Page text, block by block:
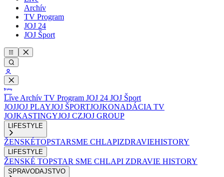
Archív
TV Program
JOJ 24
JOJ Šport
Live Archív TV Program JOJ 24 JOJ Šport
JOJJOJ PLAYJOJ ŠPORTJOJKONADÁCIA TV
JOJKASTINGYJOJ CZJOJ GROUP
LIFESTYLE
ŽENSKÉTOPSTARSME CHLAPIZDRAVIEHISTORY
LIFESTYLE
ŽENSKÉ TOPSTAR SME CHLAPI ZDRAVIE HISTORY
SPRAVODAJSTVO